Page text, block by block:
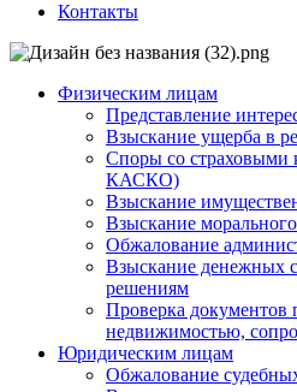
Контакты
Физическим лицам
Представление
Взыскание ущерба в
Споры со
КАСКО)
Взыскание
Взыскание
Обжалование
Взыскание денежных
решениям
Проверка документов
недвижимостью,
Юридическим лицам
Обжалование